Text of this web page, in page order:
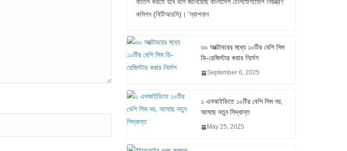
কমিশন (বিটিআরসি)। ‘ন্যাশনাল
৩০ অক্টোবরের মধ্যে ১০টির বেশি সিম
ডি-রেজিস্টার করার নির্দেশ
September 6, 2025
১ এনআইডিতে ১০টির বেশি সিম নয়,
আসছে নতুন সিদ্ধান্ত
May 25, 2025